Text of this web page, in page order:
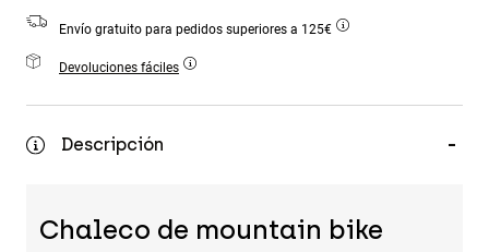
Accesorios
Ver Todo
Gorras y Gorros
Envío gratuito para pedidos superiores a 125€
Devoluciones fáciles
Descripción
Chaleco de mountain bike